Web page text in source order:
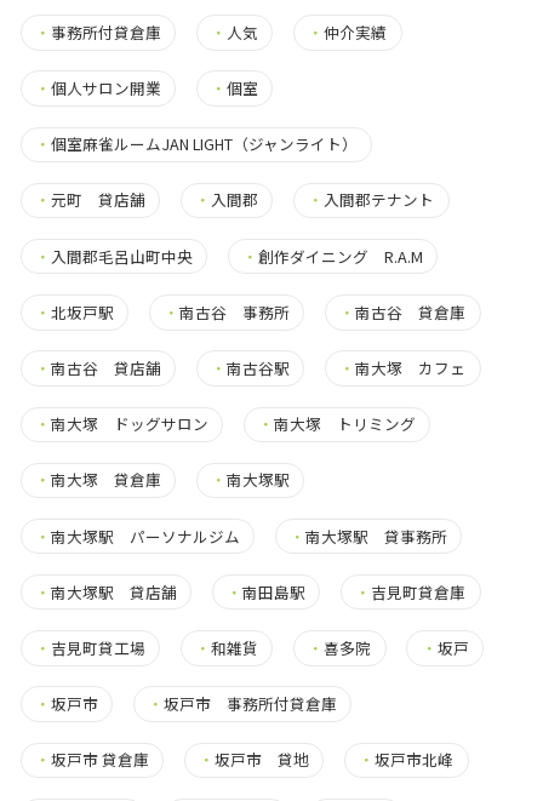
・ 事務所付貸倉庫 ・ 人気 ・仲介実績
・ 個人サロン開業 ・個室
・ 個室麻雀ルームJAN LIGHT（ジャンライト）
・ 元町 貸店舗 ・ 入間郡 ・ 入間郡テナント
・ 入間郡毛呂山町中央 ・創作ダイニング R.A.M
・ 北坂戸駅 ・南古谷 事務所 ・南古谷 貸倉庫
・ 南古谷 貸店舗 ・南古谷駅 ・南大塚 カフェ
・ 南大塚 ドッグサロン ・南大塚 トリミング
・ 南大塚 貸倉庫 ・南大塚駅
・ 南大塚駅 パーソナルジム ・南大塚駅 貸事務所
・ 南大塚駅 貸店舗 ・南田島駅 ・ 吉見町貸倉庫
・ 吉見町貸工場 ・和雑貨 ・喜多院 ・ 坂戸
・ 坂戸市 ・坂戸市 事務所付貸倉庫
・ 坂戸市 貸倉庫 ・坂戸市 貸地 ・坂戸市北峰